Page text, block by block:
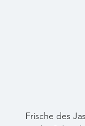
Frische des